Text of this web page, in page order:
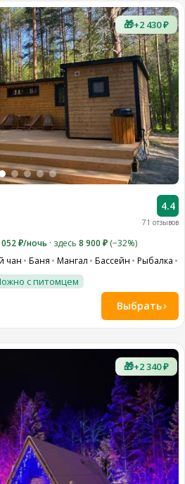
🎁+2 430 ₽
71 отзывов
4.4
052 ₽/ночь · здесь 8 900 ₽ (−32%)
чан Баня Мангал Бассейн Рыбалка
с питомцем
Выбрать
🎁+2 340 ₽